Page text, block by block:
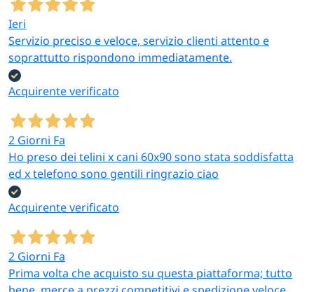
Ieri
Servizio preciso e veloce, servizio clienti attento e
soprattutto rispondono immediatamente.
Acquirente verificato
2 Giorni Fa
Ho preso dei telini x cani 60x90 sono stata soddisfatta
ed x telefono sono gentili ringrazio ciao
Acquirente verificato
2 Giorni Fa
Prima volta che acquisto su questa piattaforma; tutto